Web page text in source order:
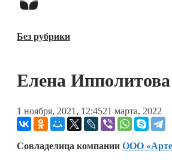
Блокчейн
ESG
Без рубрики
Елена Ипполитова
1 ноября, 2021, 12:4521 марта, 2022
Совладелица компании ООО